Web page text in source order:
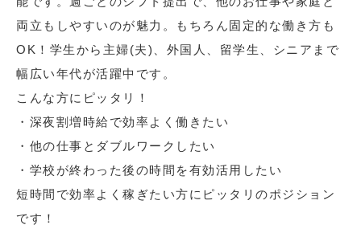
両立もしやすいのが魅力。もちろん固定的な働き方も
OK！学生から主婦(夫)、外国人、留学生、シニアまで
幅広い年代が活躍中です。
こんな方にピッタリ！
・深夜割増時給で効率よく働きたい
・他の仕事とダブルワークしたい
・学校が終わった後の時間を有効活用したい
短時間で効率よく稼ぎたい方にピッタリのポジション
です！